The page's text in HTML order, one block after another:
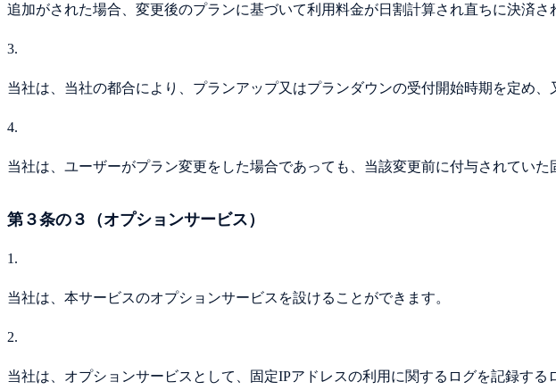
追加がされた場合、変更後のプランに基づいて利用料金が日割計算され直ちに決済さ
3.
当社は、当社の都合により、プランアップ又はプランダウンの受付開始時期を定め
4.
当社は、ユーザーがプラン変更をした場合であっても、当該変更前に付与されていた
第３条の３（オプションサービス）
1.
当社は、本サービスのオプションサービスを設けることができます。
2.
当社は、オプションサービスとして、固定IPアドレスの利用に関するログを記録す